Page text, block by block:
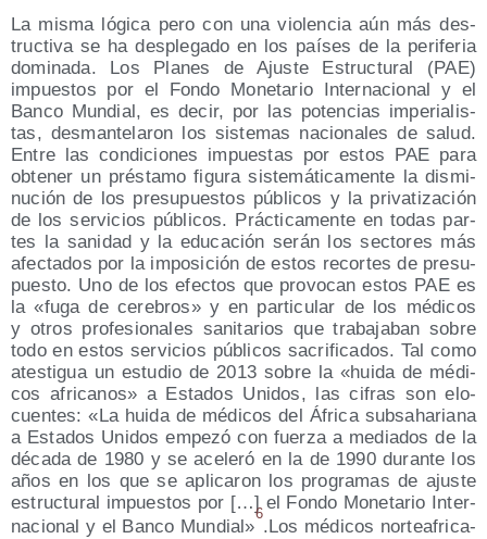
La mis­ma lógi­ca pero con una vio­len­cia aún más des­
truc­ti­va se ha des­ple­ga­do en los paí­ses de la peri­fe­ria
domi­na­da. Los Pla­nes de Ajus­te Estruc­tu­ral (PAE)
impues­tos por el Fon­do Mone­ta­rio Inter­na­cio­nal y el
Ban­co Mun­dial, es decir, por las poten­cias impe­ria­lis­
tas, des­man­te­la­ron los sis­te­mas nacio­na­les de salud.
Entre las con­di­cio­nes impues­tas por estos PAE para
obte­ner un prés­ta­mo figu­ra sis­te­má­ti­ca­men­te la dis­mi­
nu­ción de los pre­su­pues­tos públi­cos y la pri­va­ti­za­ción
de los ser­vi­cios públi­cos. Prác­ti­ca­men­te en todas par­
tes la sani­dad y la edu­ca­ción serán los sec­to­res más
afec­ta­dos por la impo­si­ción de estos recor­tes de pre­su­
pues­to. Uno de los efec­tos que pro­vo­can estos PAE es
la «fuga de cere­bros» y en par­ti­cu­lar de los médi­cos
y otros pro­fe­sio­na­les sani­ta­rios que tra­ba­ja­ban sobre
todo en estos ser­vi­cios públi­cos sacri­fi­ca­dos. Tal como
ates­ti­gua un estu­dio de 2013 sobre la «hui­da de médi­
cos afri­ca­nos» a Esta­dos Uni­dos, las cifras son elo­
cuen­tes: «La hui­da de médi­cos del Áfri­ca sub­saha­ria­na
a Esta­dos Uni­dos empe­zó con fuer­za a media­dos de la
déca­da de 1980 y se ace­le­ró en la de 1990 duran­te los
años en los que se apli­ca­ron los pro­gra­mas de ajus­te
estruc­tu­ral impues­tos por […] el Fon­do Mone­ta­rio Inter­
na­cio­nal y el Ban­co Mun­dial»
6
.Los médi­cos nor­te­afri­ca­